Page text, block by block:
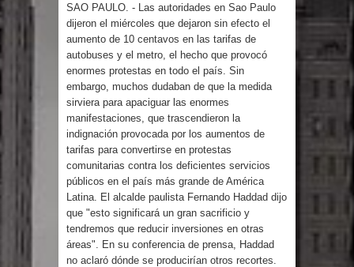
Ayuntamiento de Santiago
PRM votará “por aclamación” a sus
nuevas autoridades
El expresidente peruano Ollanta
Humala queda en libertad tras la
anulación de condena de 15 años por
lavado
DIGEIG y Liga Municipal Dominicana
SAO PAULO. - Las autoridades en Sao Paulo
dijeron el miércoles que dejaron sin efecto el
aumento de 10 centavos en las tarifas de
autobuses y el metro, el hecho que provocó
enormes protestas en todo el país. Sin
embargo, muchos dudaban de que la medida
sirviera para apaciguar las enormes
manifestaciones, que trascendieron la
indignación provocada por los aumentos de
tarifas para convertirse en protestas
comunitarias contra los deficientes servicios
públicos en el país más grande de América
Latina. El alcalde paulista Fernando Haddad dijo
que "esto significará un gran sacrificio y
tendremos que reducir inversiones en otras
áreas". En su conferencia de prensa, Haddad
no aclaró dónde se producirían otros recortes.